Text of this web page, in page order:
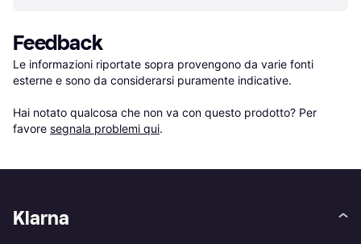
Feedback
Le informazioni riportate sopra provengono da varie fonti
esterne e sono da considerarsi puramente indicative.
Hai notato qualcosa che non va con questo prodotto? Per
favore segnala problemi qui.
Klarna